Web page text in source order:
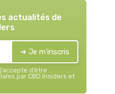
actualités de
➔ Je m'inscris
d’être
par CBD Insiders et